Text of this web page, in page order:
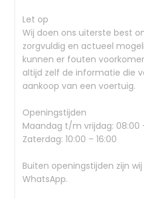
Let op
Wij doen ons uiterste best
zorgvuldig en actueel
kunnen er fouten
altijd zelf de informatie die
aankoop van een voertuig.
Openingstijden
Maandag t/m vrijdag: 08:00
Zaterdag: 10:00 – 16:00
Buiten openingstijden zijn
WhatsApp.